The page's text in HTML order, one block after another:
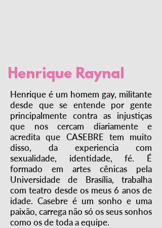
Henrique Raynal
Henrique é um homem gay, militante
desde que se entende por gente
principalmente contra as injustiças
que nos cercam diariamente e
acredita que CASEBRE tem muito
disso, da experiencia com
sexualidade, identidade, fé. É
formado em artes cênicas pela
Universidade de Brasília, trabalha
com teatro desde os meus 6 anos de
idade. Casebre é um sonho e uma
paixão, carrega não só os seus sonhos
como os de toda a equipe.